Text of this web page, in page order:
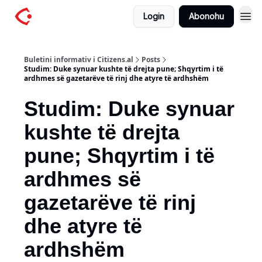
Login Abonohu
Buletini informativ i Citizens.al
Posts
Studim: Duke synuar kushte të drejta pune; Shqyrtim i të
ardhmes së gazetarëve të rinj dhe atyre të ardhshëm
Studim: Duke synuar
kushte të drejta
pune; Shqyrtim i të
ardhmes së
gazetarëve të rinj
dhe atyre të
ardhshëm